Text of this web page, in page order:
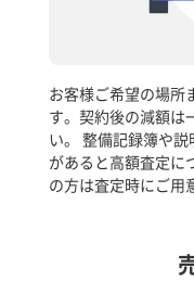
お客様ご希望の場所
す。契約後の減額は
い。 整備記録簿や
があると高額査定に
の方は査定時にご用